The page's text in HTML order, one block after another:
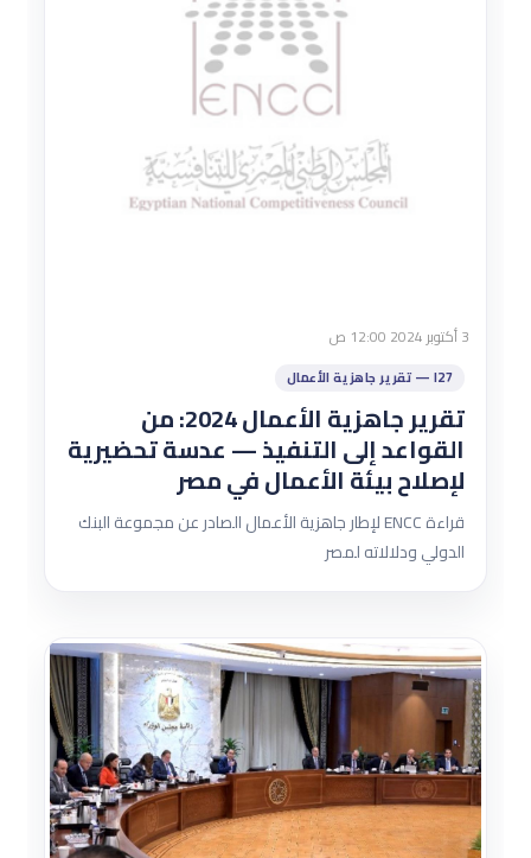
3 أكتوبر 2024 12:00 ص
I27 — تقرير جاهزية الأعمال
تقرير جاهزية الأعمال 2024: من
القواعد إلى التنفيذ — عدسة تحضيرية
لإصلاح بيئة الأعمال في مصر
قراءة ENCC لإطار جاهزية الأعمال الصادر عن مجموعة البنك
الدولي ودلالاته لمصر